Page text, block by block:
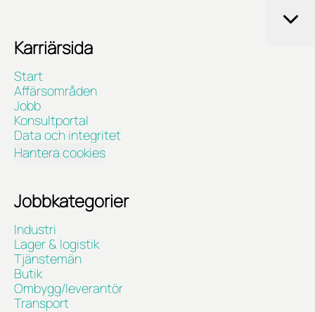
Karriärsida
Start
Affärsområden
Jobb
Konsultportal
Data och integritet
Hantera cookies
Jobbkategorier
Industri
Lager & logistik
Tjänstemän
Butik
Ombygg/leverantör
Transport